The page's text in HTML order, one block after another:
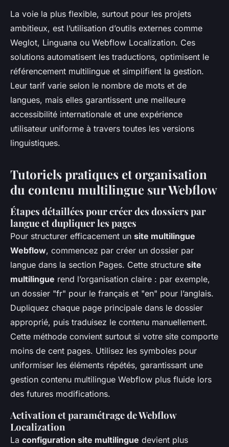
La voie la plus flexible, surtout pour les projets
ambitieux, est l’utilisation d’outils externes comme
Weglot, Linguana ou Webflow Localization. Ces
solutions automatisent les traductions, optimisent le
référencement multilingue et simplifient la gestion.
Leur tarif varie selon le nombre de mots et de
langues, mais elles garantissent une meilleure
accessibilité internationale et une expérience
utilisateur uniforme à travers toutes les versions
linguistiques.
Tutoriels pratiques et organisation
du contenu multilingue sur Webflow
Étapes détaillées pour créer des dossiers par
langue et dupliquer les pages
Pour structurer efficacement un site multilingue
Webflow, commencez par créer un dossier par
langue dans la section Pages. Cette structure site
multilingue rend l’organisation claire : par exemple,
un dossier "fr" pour le français et "en" pour l’anglais.
Dupliquez chaque page principale dans le dossier
approprié, puis traduisez le contenu manuellement.
Cette méthode convient surtout si votre site comporte
moins de cent pages. Utilisez les symboles pour
uniformiser les éléments répétés, garantissant une
gestion contenu multilingue Webflow plus fluide lors
des futures modifications.
Activation et paramétrage de Webflow
Localization
La configuration site multilingue devient plus